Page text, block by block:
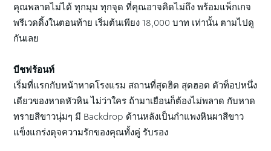
คุณพลาดไม่ได้ ทุกมุม ทุกจุด ที่คุณอาจคิดไม่ถึง พร้อมแพ็กเกจ
พรีเวดดิ้งในตอนท้าย เริ่มต้นเพียง 18,000 บาท เท่านั้น ตามไปดู
กันเลย
บีชฟร้อนท์
เริ่มที่แรกกับหน้าหาดโรงแรม สถานที่สุดฮิต สุดฮอต ตัวท็อปหนึ่ง
เดียวของหาดหัวหิน ไม่ว่าใคร ถ้ามาเยือนก็ต้องไม่พลาด กับหาด
ทรายสีขาวนุ่มๆ มี Backdrop ด้านหลังเป็นกำแพงหินผาสีขาว
แข็งแกร่งดุจความรักของคุณทั้งคู่ รับรอง